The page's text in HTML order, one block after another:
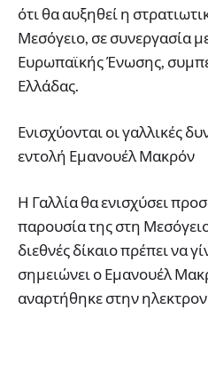
ότι θα αυξηθεί η
Μεσόγειο, σε συνεργασία
Ευρωπαϊκής Ένωσης,
Ελλάδας.
Ενισχύονται οι γαλλικές
εντολή Εμανουέλ Μακρόν
Η Γαλλία θα ενισχύσει
παρουσία της στη Μεσόγειο
διεθνές δίκαιο πρέπει να
σημειώνει ο Εμανουέλ
αναρτήθηκε στην